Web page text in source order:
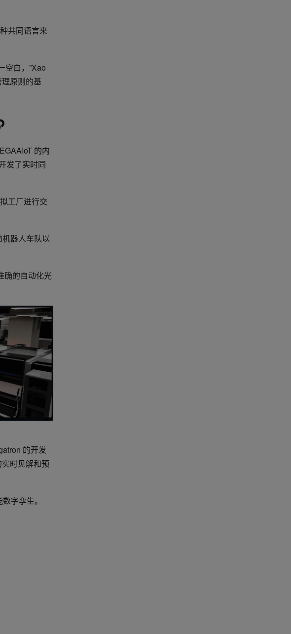
共同语言来
空白，”Xao
原则的基
的内
发了实时同
工厂进行交
器人车队以
确的自动化光
的开发
时见解和预
字孪生。